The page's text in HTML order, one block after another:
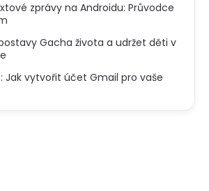
zprávy na Androidu: Průvodce
Gacha života a udržet děti v
Jak vytvořit účet Gmail pro vaše